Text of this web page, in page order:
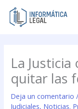
contenido
La
quitar las
Deja un comentario /
Judiciales, Noticias.